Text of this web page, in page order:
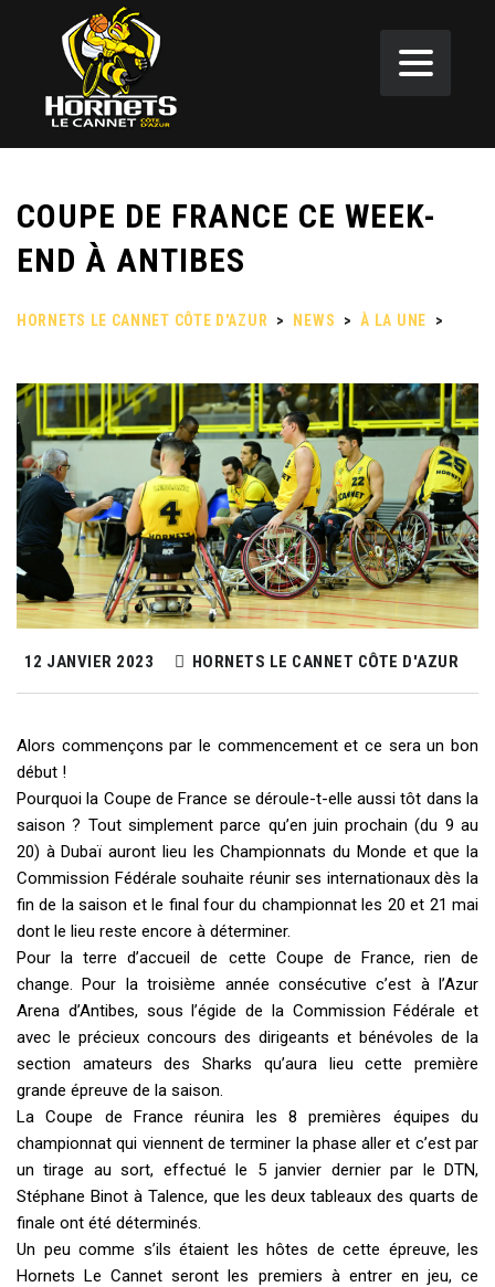
COUPE DE FRANCE CE WEEK-
END À ANTIBES
HORNETS LE CANNET CÔTE D'AZUR > NEWS > À LA UNE
>
12 JANVIER 2023 HORNETS LE CANNET CÔTE D'AZUR
Alors commençons par le commencement et ce sera un bon
début !
Pourquoi la Coupe de France se déroule-t-elle aussi tôt dans la
saison ? Tout simplement parce qu’en juin prochain (du 9 au
20) à Dubaï auront lieu les Championnats du Monde et que la
Commission Fédérale souhaite réunir ses internationaux dès la
fin de la saison et le final four du championnat les 20 et 21 mai
dont le lieu reste encore à déterminer.
Pour la terre d’accueil de cette Coupe de France, rien de
change. Pour la troisième année consécutive c’est à l’Azur
Arena d’Antibes, sous l’égide de la Commission Fédérale et
avec le précieux concours des dirigeants et bénévoles de la
section amateurs des Sharks qu’aura lieu cette première
grande épreuve de la saison.
La Coupe de France réunira les 8 premières équipes du
championnat qui viennent de terminer la phase aller et c’est par
un tirage au sort, effectué le 5 janvier dernier par le DTN,
Stéphane Binot à Talence, que les deux tableaux des quarts de
finale ont été déterminés.
Un peu comme s’ils étaient les hôtes de cette épreuve, les
Hornets Le Cannet seront les premiers à entrer en jeu, ce